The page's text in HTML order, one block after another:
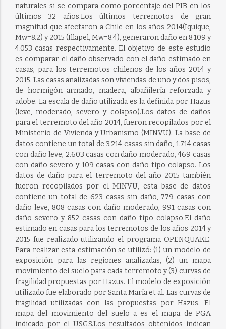
naturales si se compara como porcentaje del PIB en los
últimos 32 años.Los últimos terremotos de gran
magnitud que afectaron a Chile en los años 2014(Iquique,
Mw=8.2) y 2015 (Illapel, Mw=8.4), generaron daño en 8.109 y
4.053 casas respectivamente. El objetivo de este estudio
es comparar el daño observado con el daño estimado en
casas, para los terremotos chilenos de los años 2014 y
2015. Las casas analizadas son viviendas de uno y dos pisos,
de hormigón armado, madera, albañilería reforzada y
adobe. La escala de daño utilizada es la definida por Hazus
(leve, moderado, severo y colapso).Los datos de daños
para el terremoto del año 2014, fueron recopilados por el
Ministerio de Vivienda y Urbanismo (MINVU). La base de
datos contiene un total de 3.214 casas sin daño, 1.714 casas
con daño leve, 2.603 casas con daño moderado, 469 casas
con daño severo y 109 casas con daño tipo colapso. Los
datos de daño para el terremoto del año 2015 también
fueron recopilados por el MINVU, esta base de datos
contiene un total de 623 casas sin daño, 779 casas con
daño leve, 808 casas con daño moderado, 991 casas con
daño severo y 852 casas con daño tipo colapso.El daño
estimado en casas para los terremotos de los años 2014 y
2015 fue realizado utilizando el programa OPENQUAKE.
Para realizar esta estimación se utilizó: (1) un modelo de
exposición para las regiones analizadas, (2) un mapa
movimiento del suelo para cada terremoto y (3) curvas de
fragilidad propuestas por Hazus. El modelo de exposición
utilizado fue elaborado por Santa María et al. Las curvas de
fragilidad utilizadas con las propuestas por Hazus. El
mapa del movimiento del suelo a es el mapa de PGA
indicado por el USGS.Los resultados obtenidos indican